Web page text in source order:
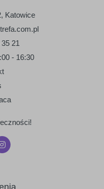
Katowice
21
- 16:30